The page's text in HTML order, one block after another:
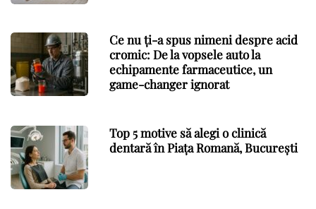
Ce nu ți-a spus nimeni despre acid
cromic: De la vopsele auto la
echipamente farmaceutice, un
game-changer ignorat
Top 5 motive să alegi o clinică
dentară în Piața Romană, București